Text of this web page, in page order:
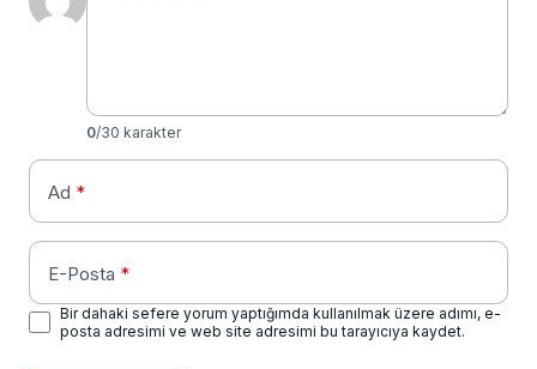
0/30 karakter
Ad *
E-Posta *
Bir dahaki sefere yorum yaptığımda kullanılmak üzere adımı, e-
posta adresimi ve web site adresimi bu tarayıcıya kaydet.